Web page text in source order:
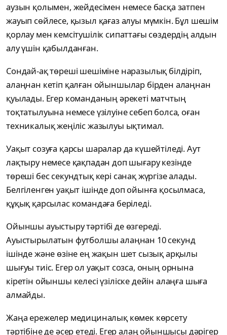
аузын қолымен, жейдесімен немесе басқа затпен
жауып сөйлесе, қызыл қағаз алуы мүмкін. Бұл шешім
қорлау мен кемсітушілік сипаттағы сөздердің алдын
алу үшін қабылданған.
Сондай-ақ төреші шешіміне наразылық білдіріп,
алаңнан кетіп қалған ойыншылар бірден алаңнан
қуылады. Егер команданың әрекеті матчтың
тоқтатылуына немесе үзілуіне себеп болса, оған
техникалық жеңіліс жазылуы ықтимал.
Уақыт созуға қарсы шаралар да күшейтіледі. Аут
лақтыру немесе қақпадан доп шығару кезінде
төреші бес секундтық кері санақ жүргізе алады.
Белгіленген уақыт ішінде доп ойынға қосылмаса,
құқық қарсылас командаға беріледі.
Ойыншы ауыстыру тәртібі де өзгереді.
Ауыстырылатын футболшы алаңнан 10 секунд
ішінде және өзіне ең жақын шет сызық арқылы
шығуы тиіс. Егер ол уақыт созса, оның орнына
кіретін ойыншы келесі үзіліске дейін алаңға шыға
алмайды.
Жаңа ережелер медициналық көмек көрсету
тәртібіне де әсер етеді. Егер алаң ойыншысы дәрігер